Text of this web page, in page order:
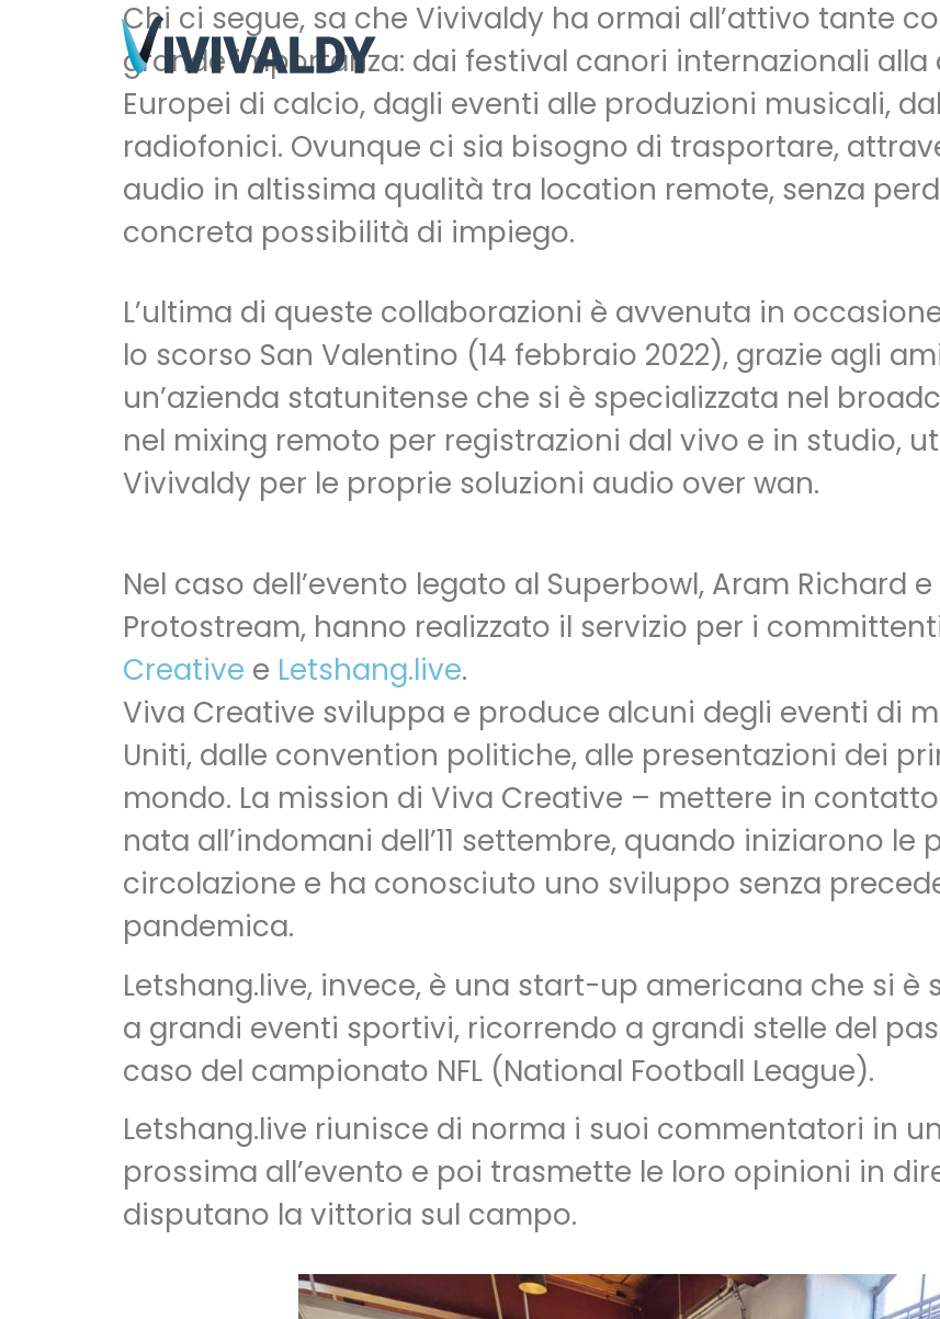
What it is
Chi ci segue, sa che Vivivaldy ha ormai all’attivo tante
grande importanza: dai festival canori internazionali
Europei di calcio, dagli eventi alle produzioni musicali,
radiofonici. Ovunque ci sia bisogno di trasportare,
audio in altissima qualità tra location remote, senza
concreta possibilità di impiego.
L’ultima di queste collaborazioni è avvenuta in
lo scorso San Valentino (14 febbraio 2022), grazie agli
un’azienda statunitense che si è specializzata nel
nel mixing remoto per registrazioni dal vivo e in studio,
Vivivaldy per le proprie soluzioni audio over wan.
Nel caso dell’evento legato al Superbowl, Aram Richard
Protostream, hanno realizzato il servizio per i
Creative e Letshang.live.
Viva Creative sviluppa e produce alcuni degli eventi di
Uniti, dalle convention politiche, alle presentazioni dei
mondo. La mission di Viva Creative – mettere in
nata all’indomani dell’11 settembre, quando iniziarono le
circolazione e ha conosciuto uno sviluppo senza
pandemica.
Letshang.live, invece, è una start-up americana che si
a grandi eventi sportivi, ricorrendo a grandi stelle del
caso del campionato NFL (National Football League).
Letshang.live riunisce di norma i suoi commentatori in
prossima all’evento e poi trasmette le loro opinioni in
disputano la vittoria sul campo.